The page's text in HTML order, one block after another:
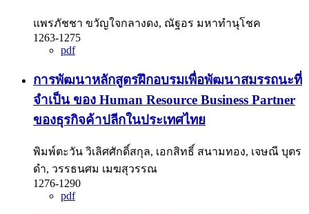
แพรภัชชา ขวัญใจกลางดง, ณัฐอร มหาทำนุโชค
1263-1275
pdf
การพัฒนาหลักสูตรฝึกอบรมเพื่อพัฒนาสมรรถนะที่
จำเป็น ของ Human Resource Business Partner
ของธุรกิจค้าปลีกในประเทศไทย
พิมพ์ตะวัน วิเลิศศักดิ์สกุล, เอกสิทธิ์ สนามทอง, เจษณี บุตร
ดำ, วรรธนศม เมฆสุวรรณ
1276-1290
pdf